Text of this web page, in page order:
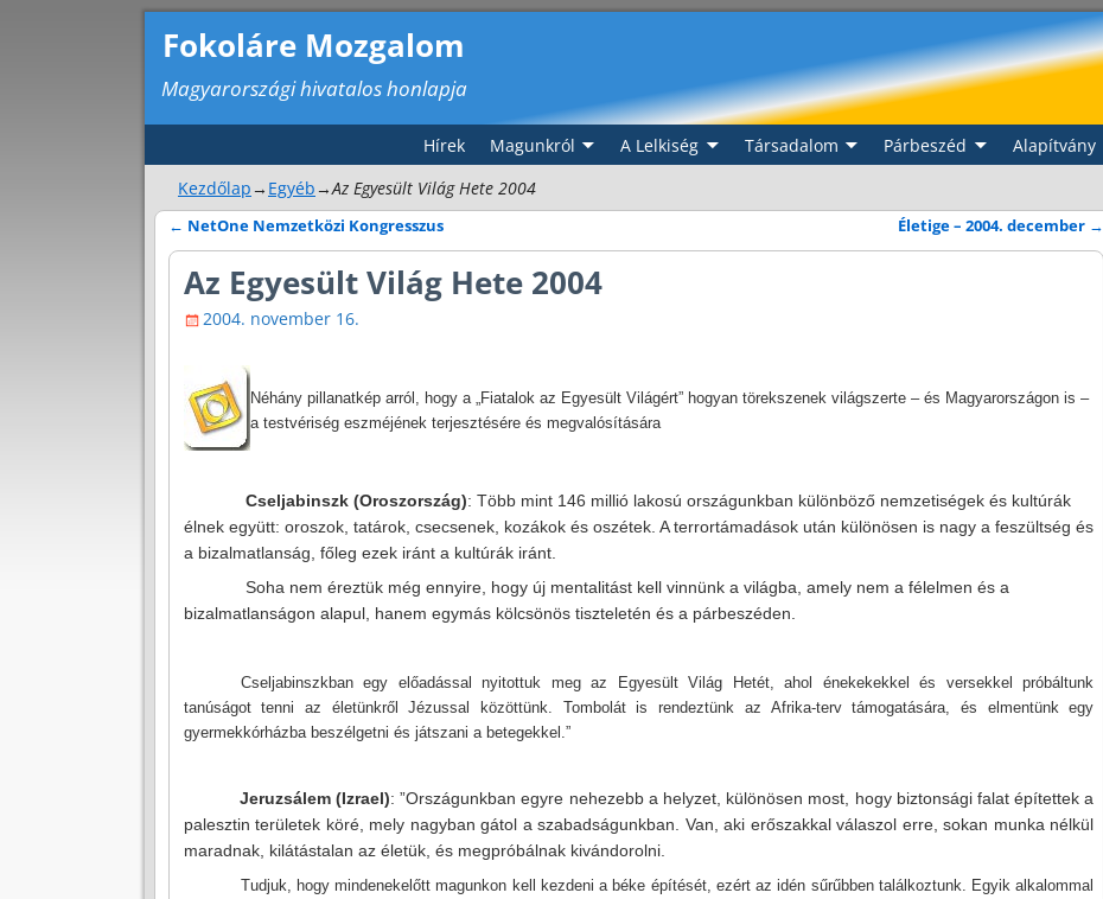
Fokoláre Mozgalom
Magyarországi hivatalos honlapja
Hírek Magunkról A Lelkiség Társadalom Párbeszéd Alapítvány
Kezdőlap→ Egyéb→Az Egyesült Világ Hete 2004
Bejegyzés navigáció
← NetOne Nemzetközi Kongresszus Életige – 2004. december →
Az Egyesült Világ Hete 2004
2004. november 16.
Néhány pillanatkép arról, hogy a „Fiatalok az Egyesült Világért” hogyan törekszenek világszerte – és Magyarországon is –
a testvériség eszméjének terjesztésére és megvalósítására
Cseljabinszk (Oroszország): Több mint 146 millió lakosú országunkban különböző nemzetiségek és kultúrák
élnek együtt: oroszok, tatárok, csecsenek, kozákok és oszétek. A terrortámadások után különösen is nagy a feszültség és
a bizalmatlanság, főleg ezek iránt a kultúrák iránt.
Soha nem éreztük még ennyire, hogy új mentalitást kell vinnünk a világba, amely nem a félelmen és a
bizalmatlanságon alapul, hanem egymás kölcsönös tiszteletén és a párbeszéden.
Cseljabinszkban egy előadással nyitottuk meg az Egyesült Világ Hetét, ahol énekekekkel és versekkel próbáltunk
tanúságot tenni az életünkről Jézussal közöttünk. Tombolát is rendeztünk az Afrika-terv támogatására, és elmentünk egy
gyermekkórházba beszélgetni és játszani a betegekkel.”
Jeruzsálem (Izrael): ”Országunkban egyre nehezebb a helyzet, különösen most, hogy biztonsági falat építettek a
palesztin területek köré, mely nagyban gátol a szabadságunkban. Van, aki erőszakkal válaszol erre, sokan munka nélkül
maradnak, kilátástalan az életük, és megpróbálnak kivándorolni.
Tudjuk, hogy mindenekelőtt magunkon kell kezdeni a béke építését, ezért az idén sűrűbben találkoztunk. Egyik alkalommal